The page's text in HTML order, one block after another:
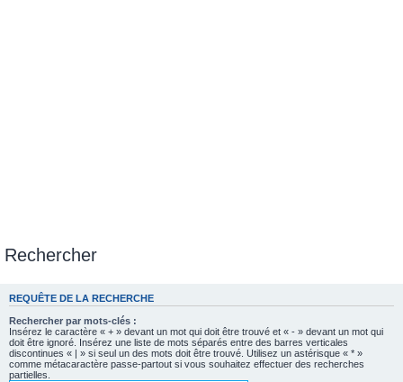
Rechercher
REQUÊTE DE LA RECHERCHE
Rechercher par mots-clés :
Insérez le caractère « + » devant un mot qui doit être trouvé et « - » devant un mot qui
doit être ignoré. Insérez une liste de mots séparés entre des barres verticales
discontinues « | » si seul un des mots doit être trouvé. Utilisez un astérisque « * »
comme métacaractère passe-partout si vous souhaitez effectuer des recherches
partielles.